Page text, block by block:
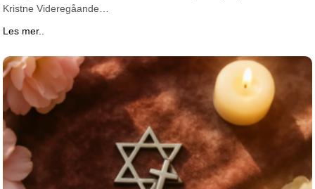
Kristne Videregåande…
Les mer..